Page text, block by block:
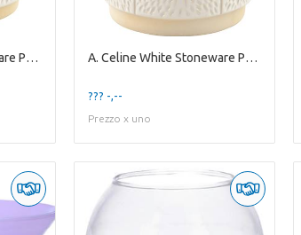
A. Celine White Stoneware Pot ES-15 A. Celine White Stoneware Pot ES-17
??? -,--
Prezzo x uno